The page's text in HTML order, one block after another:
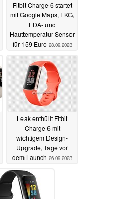
Fitbit Charge 6 startet
mit Google Maps, EKG,
EDA- und
Hauttemperatur-Sensor
für 159 Euro 28.09.2023
Leak enthüllt Fitbit
Charge 6 mit
wichtigem Design-
Upgrade, Tage vor
dem Launch 26.09.2023